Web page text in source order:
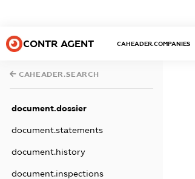
CONTR AGENT CAHEADER.COMPANIES
CAHEADER.SEARCH
document.dossier
document.statements
document.history
document.inspections